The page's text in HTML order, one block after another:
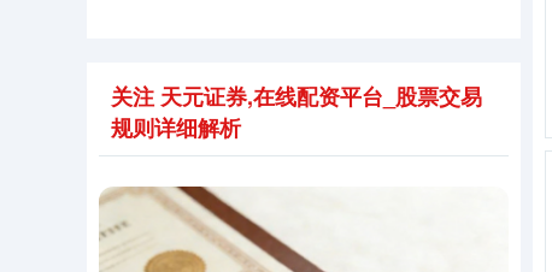
期指IC0 7730.00 -1.00 -0.01%
关注 天元证券,在线配资平台_股票交易
规则详细解析